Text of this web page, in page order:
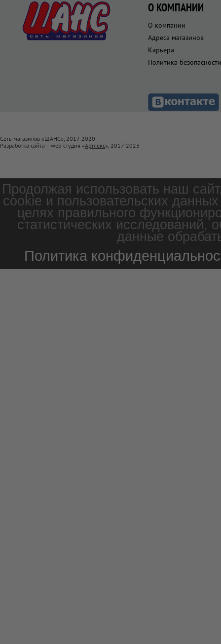
О КОМПАНИИ
О компании
Адреса магазинов
Карьера
Политика безопасности
Сеть магазинов «ШАНС», 2017-2020
Разработка сайта – web-студия «Артлекс», 2017-2023
Продолжая использовать наш
cookie и пользовательских
целях правильного
статистических
данные
Политика